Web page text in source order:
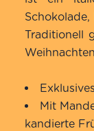
auf
Traditionell
Mit
kandierte